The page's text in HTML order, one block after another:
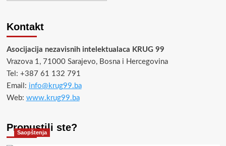
Kontakt
Asocijacija nezavisnih intelektualaca KRUG 99
Vrazova 1, 71000 Sarajevo, Bosna i Hercegovina
Tel: +387 61 132 791
Email: info@krug99.ba
Web: www.krug99.ba
Propustili ste?
Saopštenja